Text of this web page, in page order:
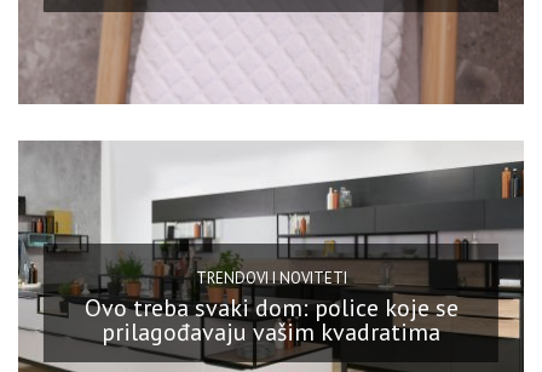
TRENDOVI I NOVITETI
Ovo treba svaki dom: police koje se
prilagođavaju vašim kvadratima